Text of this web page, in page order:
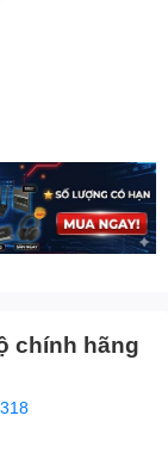
chính hãng